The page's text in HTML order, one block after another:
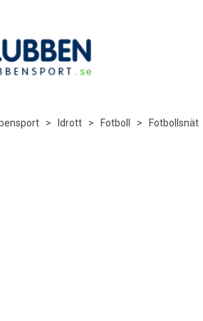
> Idrott > Fotboll > Fotbollsnät